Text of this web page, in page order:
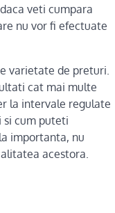
veti cumpara
nu vor fi efectuate
varietate de preturi.
cat mai multe
la intervale regulate
si cum puteti
importanta, nu
acestora.